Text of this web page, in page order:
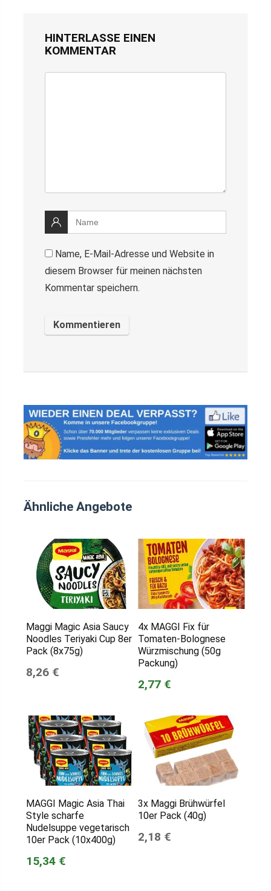
HINTERLASSE EINEN
KOMMENTAR
Name, E-Mail-Adresse und Website in
diesem Browser für meinen nächsten
Kommentar speichern.
Ähnliche Angebote
Maggi Magic Asia Saucy
Noodles Teriyaki Cup 8er
Pack (8x75g)
8,26 €
4x MAGGI Fix für
Tomaten-Bolognese
Würzmischung (50g
Packung)
2,77 €
MAGGI Magic Asia Thai
Style scharfe
Nudelsuppe vegetarisch
10er Pack (10x400g)
15,34 €
3x Maggi Brühwürfel
10er Pack (40g)
2,18 €